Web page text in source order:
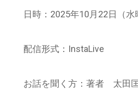
日時：2025年10月22日（
配信形式：InstaLive
お話を聞く方：著者 太田